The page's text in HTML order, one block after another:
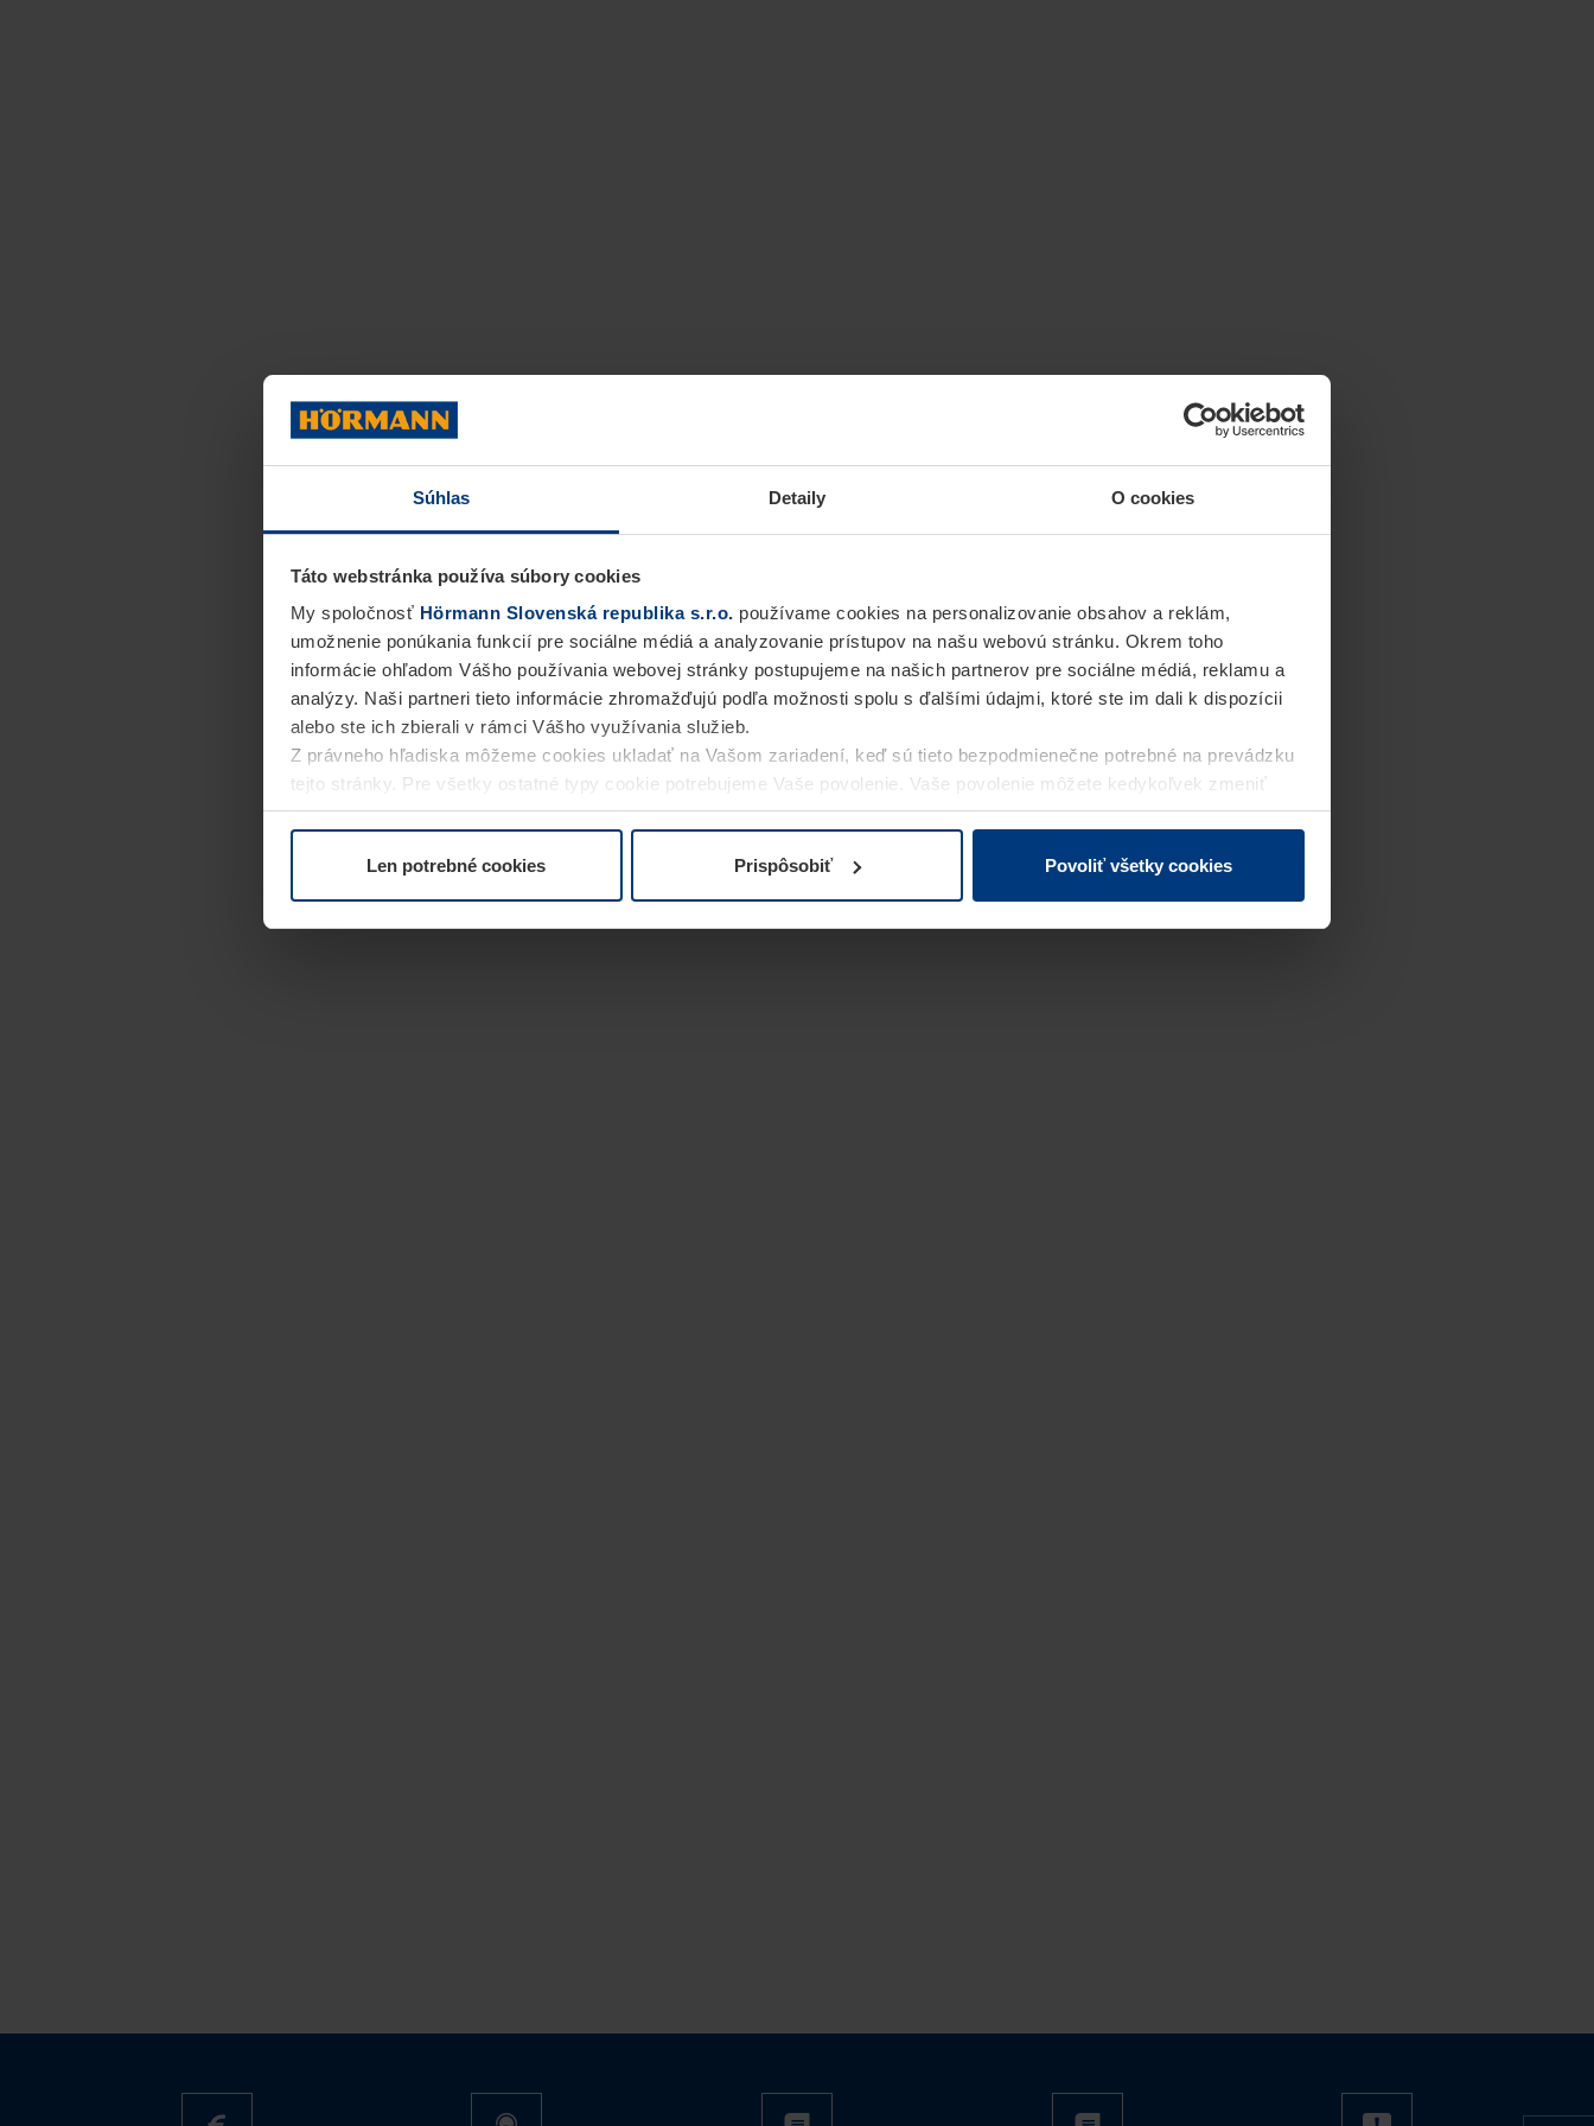
Súhlas Detaily O cookies
Táto webstránka používa súbory cookies
My spoločnosť Hörmann Slovenská republika s.r.o. používame cookies na personalizovanie obsahov a reklám,
umožnenie ponúkania funkcií pre sociálne médiá a analyzovanie prístupov na našu webovú stránku. Okrem toho
informácie ohľadom Vášho používania webovej stránky postupujeme na našich partnerov pre sociálne médiá, reklamu a
analýzy. Naši partneri tieto informácie zhromažďujú podľa možnosti spolu s ďalšími údajmi, ktoré ste im dali k dispozícii
alebo ste ich zbierali v rámci Vášho využívania služieb.
Z právneho hľadiska môžeme cookies ukladať na Vašom zariadení, keď sú tieto bezpodmienečne potrebné na prevádzku
tejto stránky. Pre všetky ostatné typy cookie potrebujeme Vaše povolenie. Vaše povolenie môžete kedykoľvek zmeniť
alebo odvolať vo vysvetlení cookie na stránkeVyhlásenie o ochrane osobných údajovnašej webovej stránky.
Len potrebné cookies Prispôsobiť Povoliť všetky cookies